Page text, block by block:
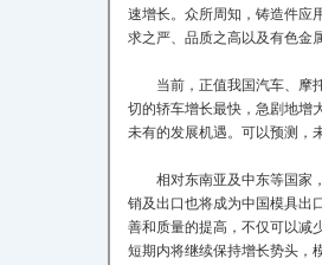
速增长。众所周知，铸造件应
求之严、品质之高以及有色金
当前，正值我国汽车、摩托
切的轿车增长最快，急剧地增
未有的发展机遇。可以预测，
相对东南亚及中东等国家，
销及出口也将成为中国模具出
善和质量的提高，不仅可以减
短期内将继续保持增长势头，